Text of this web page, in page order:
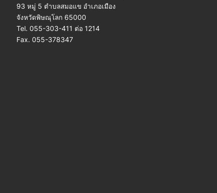
93 หมู่ 5 ตำบลสมอแข อำเภอเมือง
จังหวัดพิษณุโลก 65000
Tel. 055-303-411 ต่อ 1214
Fax. 055-378347